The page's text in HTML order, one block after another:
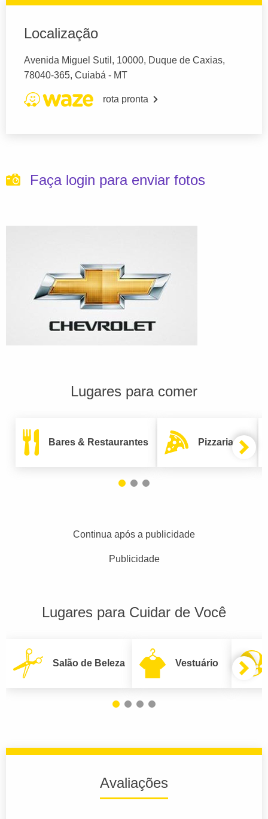
Localização
Avenida Miguel Sutil, 10000, Duque de Caxias,
78040-365, Cuiabá - MT
rota pronta
Faça login para enviar fotos
Lugares para comer
Bares & Restaurantes Pizzarias
Continua após a publicidade
Publicidade
Lugares para Cuidar de Você
Salão de Beleza Vestuário
Avaliações